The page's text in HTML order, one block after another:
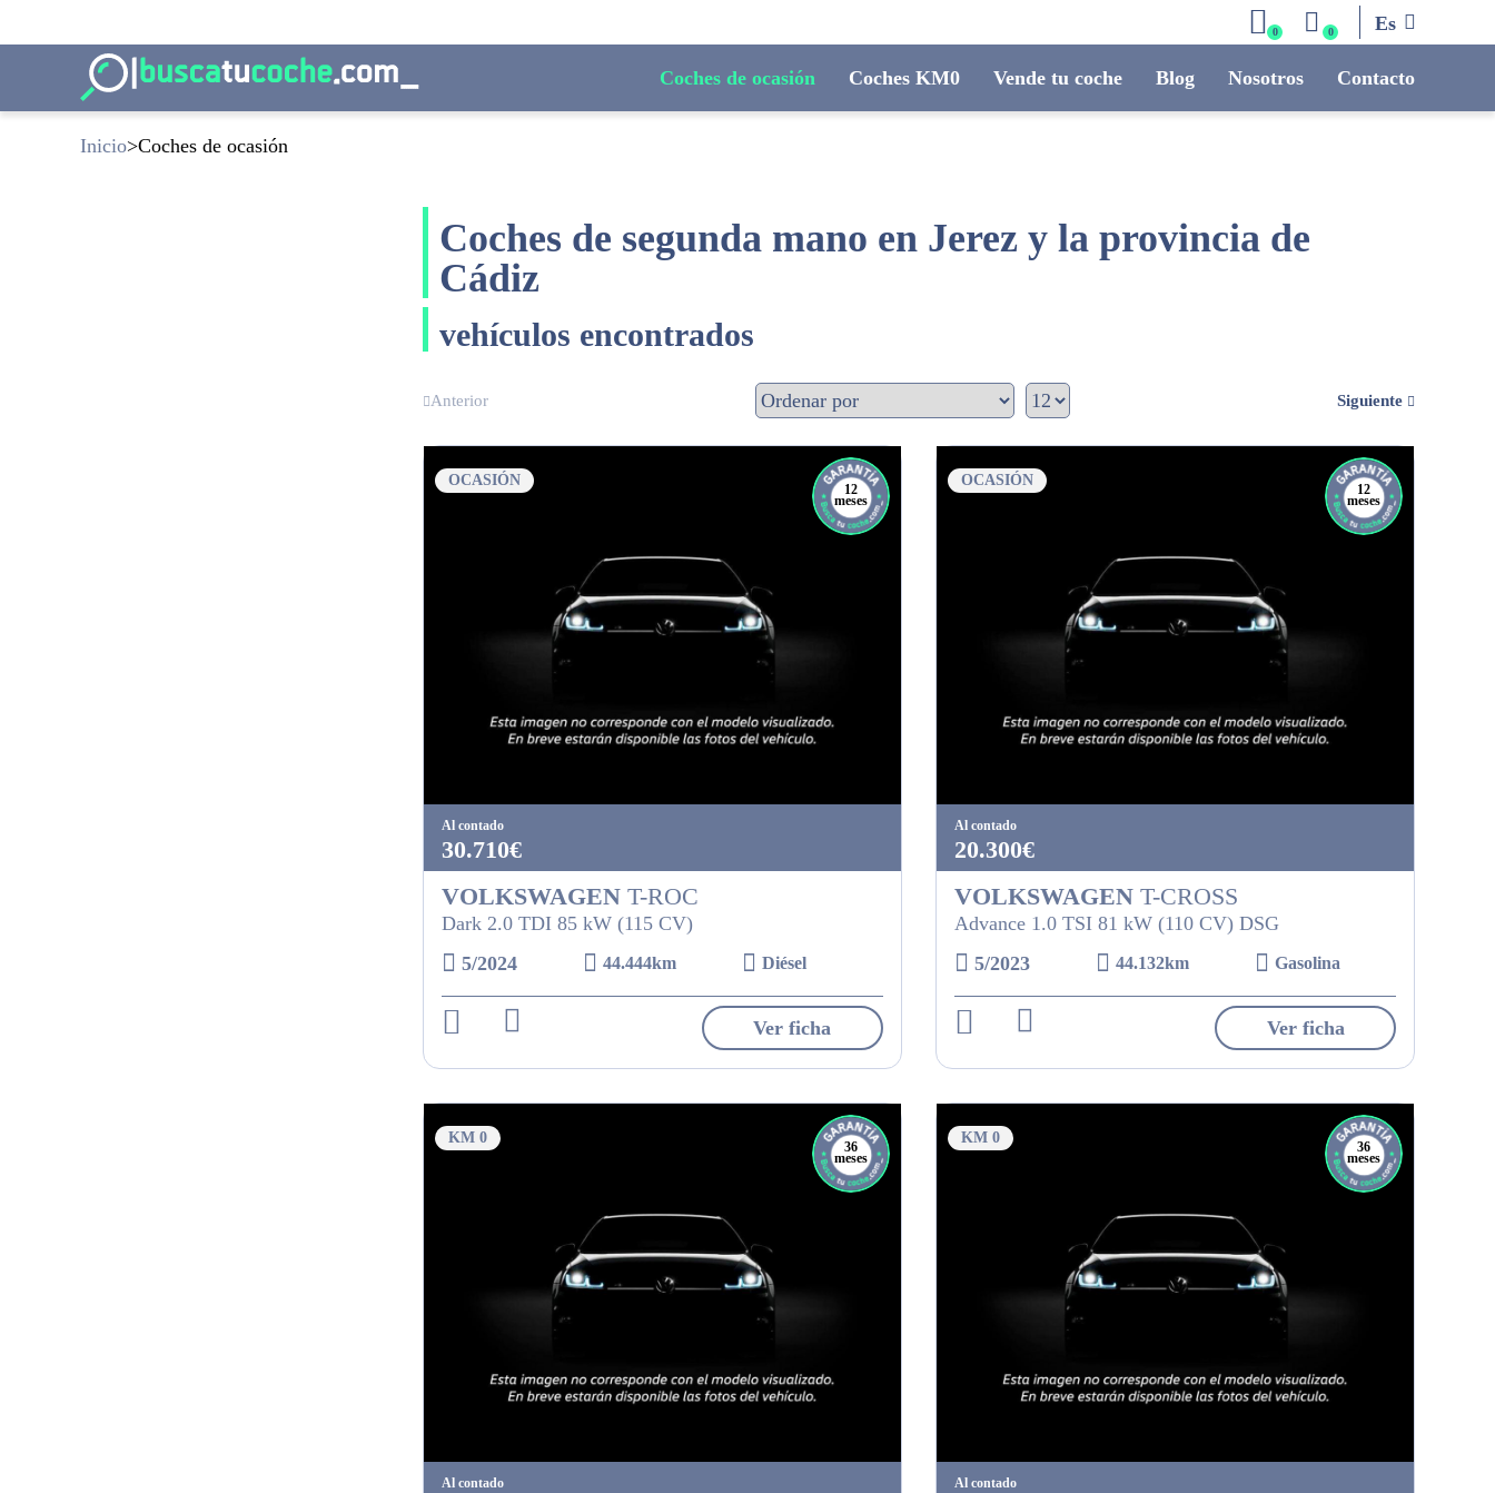
0 0 Es
Coches de ocasión Coches KM0 Vende tu coche Blog Nosotros Contacto
Inicio Coches de ocasión
Coches de segunda mano en Jerez y la provincia de
Cádiz
vehículos encontrados
Anterior Siguiente
OCASIÓN
12
meses
Al contado
30.710€
VOLKSWAGENT-ROC
Dark 2.0 TDI 85 kW (115 CV)
5/2024
44.444km Diésel
Ver ficha
OCASIÓN
12
meses
Al contado
20.300€
VOLKSWAGENT-CROSS
Advance 1.0 TSI 81 kW (110 CV) DSG
5/2023
44.132km Gasolina
Ver ficha
KM 0
36
meses
Al contado
KM 0
36
meses
Al contado